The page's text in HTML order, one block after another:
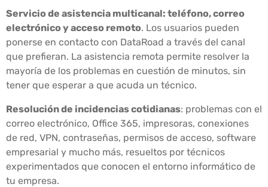
Servicio de asistencia multicanal: teléfono, correo
electrónico y acceso remoto. Los usuarios pueden
ponerse en contacto con DataRoad a través del canal
que prefieran. La asistencia remota permite resolver la
mayoría de los problemas en cuestión de minutos, sin
tener que esperar a que acuda un técnico.
Resolución de incidencias cotidianas: problemas con el
correo electrónico, Office 365, impresoras, conexiones
de red, VPN, contraseñas, permisos de acceso, software
empresarial y mucho más, resueltos por técnicos
experimentados que conocen el entorno informático de
tu empresa.